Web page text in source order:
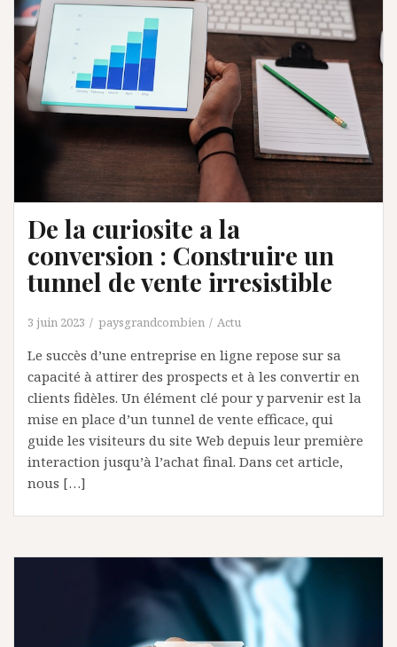
De la curiosite a la
conversion : Construire un
tunnel de vente irresistible
3 juin 2023 paysgrandcombien Actu
Le succès d’une entreprise en ligne repose sur sa
capacité à attirer des prospects et à les convertir en
clients fidèles. Un élément clé pour y parvenir est la
mise en place d’un tunnel de vente efficace, qui
guide les visiteurs du site Web depuis leur première
interaction jusqu’à l’achat final. Dans cet article,
nous […]